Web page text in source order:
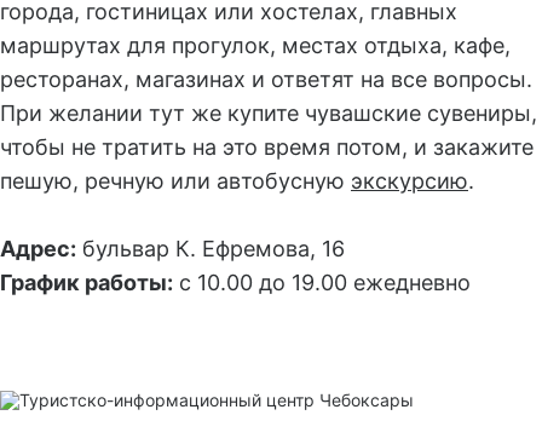
города, гостиницах или хостелах, главных
маршрутах для прогулок, местах отдыха, кафе,
ресторанах, магазинах и ответят на все вопросы.
При желании тут же купите чувашские сувениры,
чтобы не тратить на это время потом, и закажите
пешую, речную или автобусную экскурсию.
Адрес: бульвар К. Ефремова, 16
График работы: с 10.00 до 19.00 ежедневно